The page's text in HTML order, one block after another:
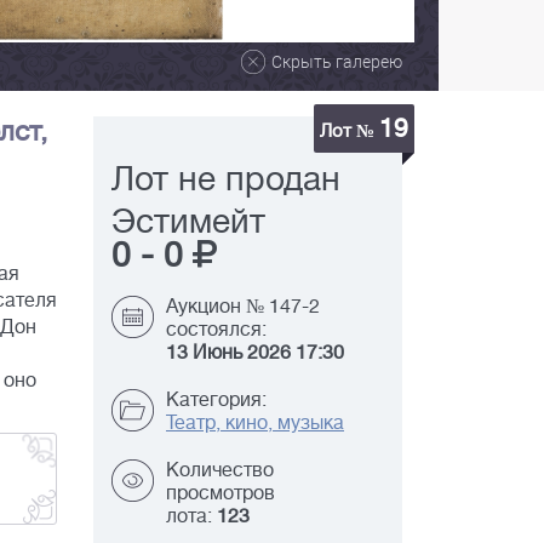
Скрыть галерею
Лот № 19
Лот не продан
Эстимейт
0 - 0
Аукцион № 147-2
состоялся:
13 Июнь 2026 17:30
Категория:
Театр, кино, музыка
Количество
просмотров
лота: 123